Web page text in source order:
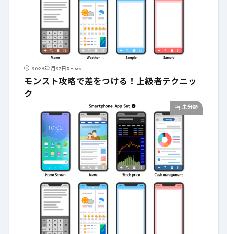
2026年1月27日 8 view
モンスト攻略で差をつける！上級者テクニッ
ク
未分類